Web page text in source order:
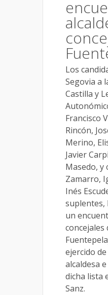
Los
Segovia a
Castilla y
Francisco
Rincón,
Merino,
Javier
Masedo, y
Zamarro,
Inés
suplentes,
un
concejales
ejercido
alcaldesa
dicha lista
Sanz.